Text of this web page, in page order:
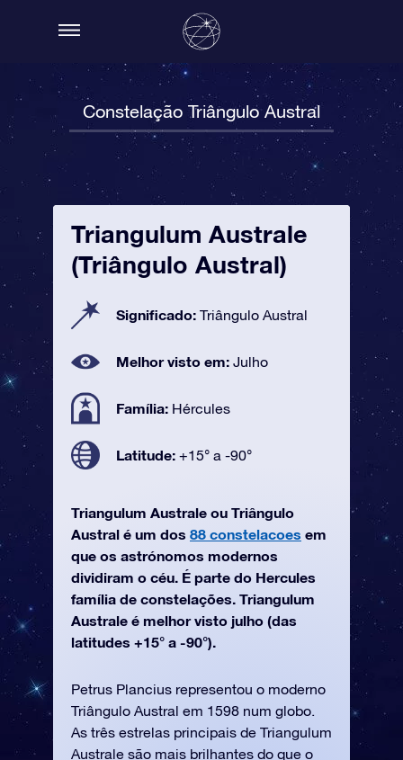
Constelação Triângulo Austral
Triangulum Australe
(Triângulo Austral)
Significado: Triângulo Austral
Melhor visto em: Julho
Família: Hércules
Latitude: +15° a -90°
Triangulum Australe ou Triângulo
Austral é um dos 88 constelacoes em
que os astrónomos modernos
dividiram o céu. É parte do Hercules
família de constelações. Triangulum
Australe é melhor visto julho (das
latitudes +15° a -90°).
Petrus Plancius representou o moderno
Triângulo Austral em 1598 num globo.
As três estrelas principais de Triangulum
Australe são mais brilhantes do que o